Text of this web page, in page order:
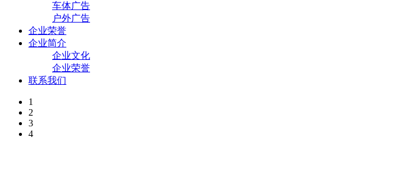
车体广告
户外广告
企业荣誉
企业简介
企业文化
企业荣誉
联系我们
1
2
3
4